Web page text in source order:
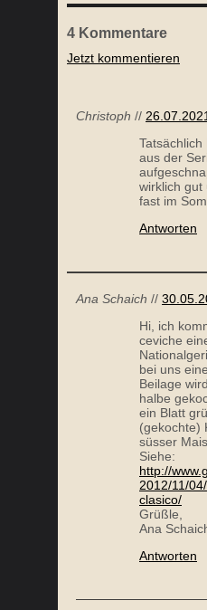
CREMIGES OFEN
4 Kommentare
Jetzt kommentieren
Christoph // 26.07.2021
aus der
wirklich gut
fast im
Antworten
Ana Schaich //
Hi, ich
ceviche
bei uns
Beilage
halbe
ein Blatt
(gekochte)
süsser
Siehe:
http://
2012/11/
clasico/
Grüßle,
Ana
Antworten